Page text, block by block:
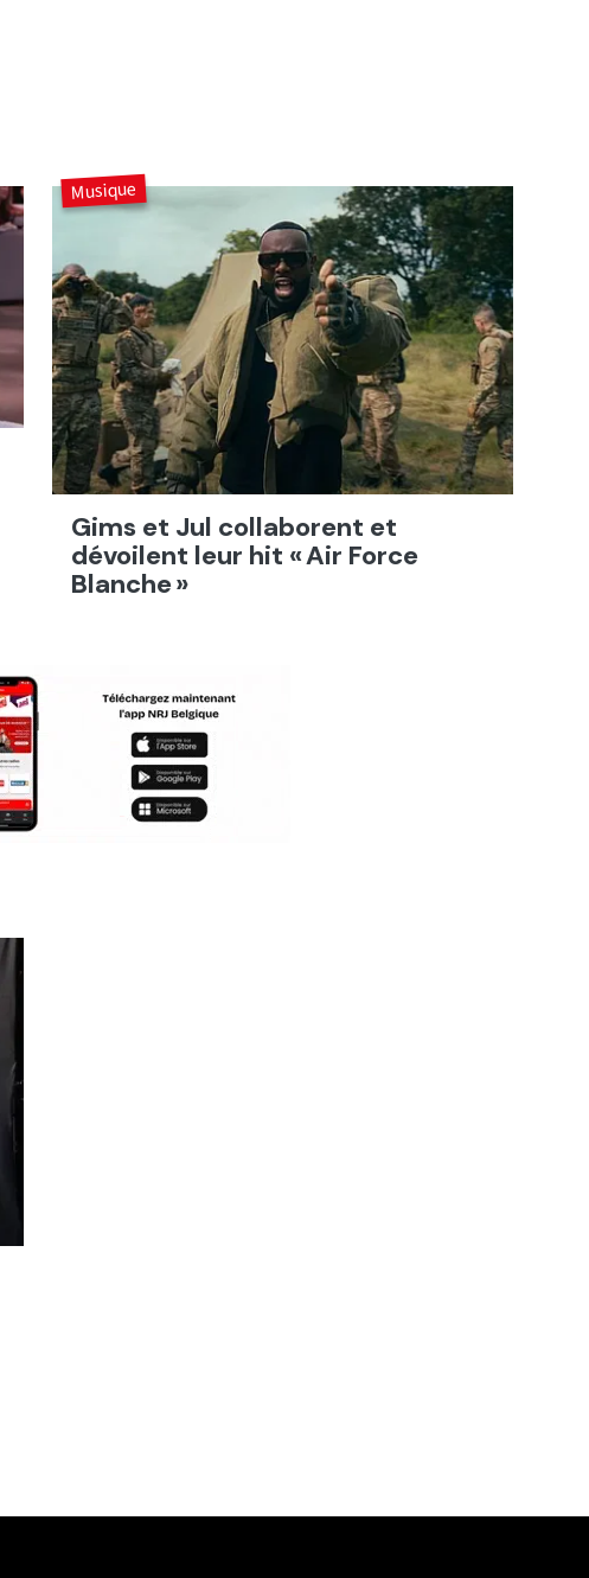
Gims et Jul collaborent et
dévoilent leur hit « Air Force
Blanche »
Musique